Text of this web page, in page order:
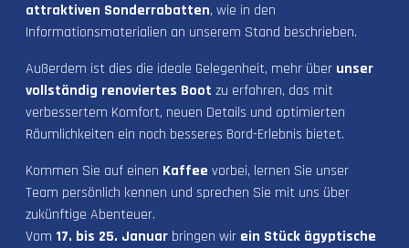
attraktiven Sonderrabatten, wie in den
Informationsmaterialien an unserem Stand beschrieben.
Außerdem ist dies die ideale Gelegenheit, mehr über unser
vollständig renoviertes Boot zu erfahren, das mit
verbessertem Komfort, neuen Details und optimierten
Räumlichkeiten ein noch besseres Bord-Erlebnis bietet.
Kommen Sie auf einen Kaffee vorbei, lernen Sie unser
Team persönlich kennen und sprechen Sie mit uns über
zukünftige Abenteuer.
Vom 17. bis 25. Januar bringen wir ein Stück ägyptische